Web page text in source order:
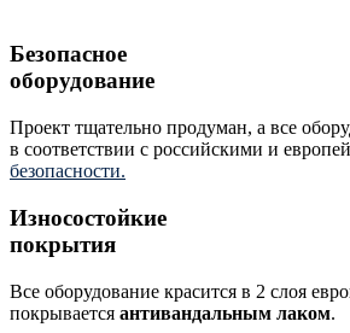
Безопасное
оборудование
Проект тщательно продуман, а все
в соответствии с российскими и
безопасности.
Износостойкие
покрытия
Все оборудование красится в 2 слоя
покрывается антивандальным лаком.